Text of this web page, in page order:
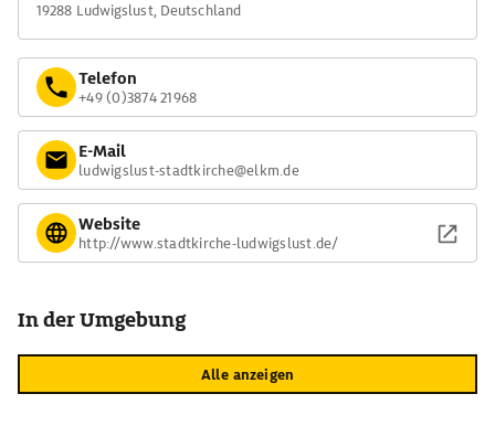
19288 Ludwigslust, Deutschland
Telefon
+49 (0)3874 21968
E-Mail
ludwigslust-stadtkirche@elkm.de
Website
http://www.stadtkirche-ludwigslust.de/
In der Umgebung
Alle anzeigen